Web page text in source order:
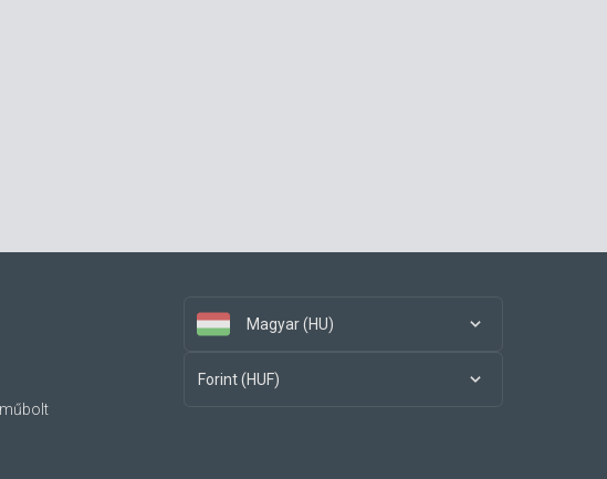
Magyar (HU)
Forint (HUF)